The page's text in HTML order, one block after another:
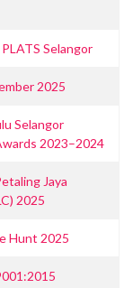
Selangor
2025
Selangor
2023–2024
Jaya
2025
Hunt 2025